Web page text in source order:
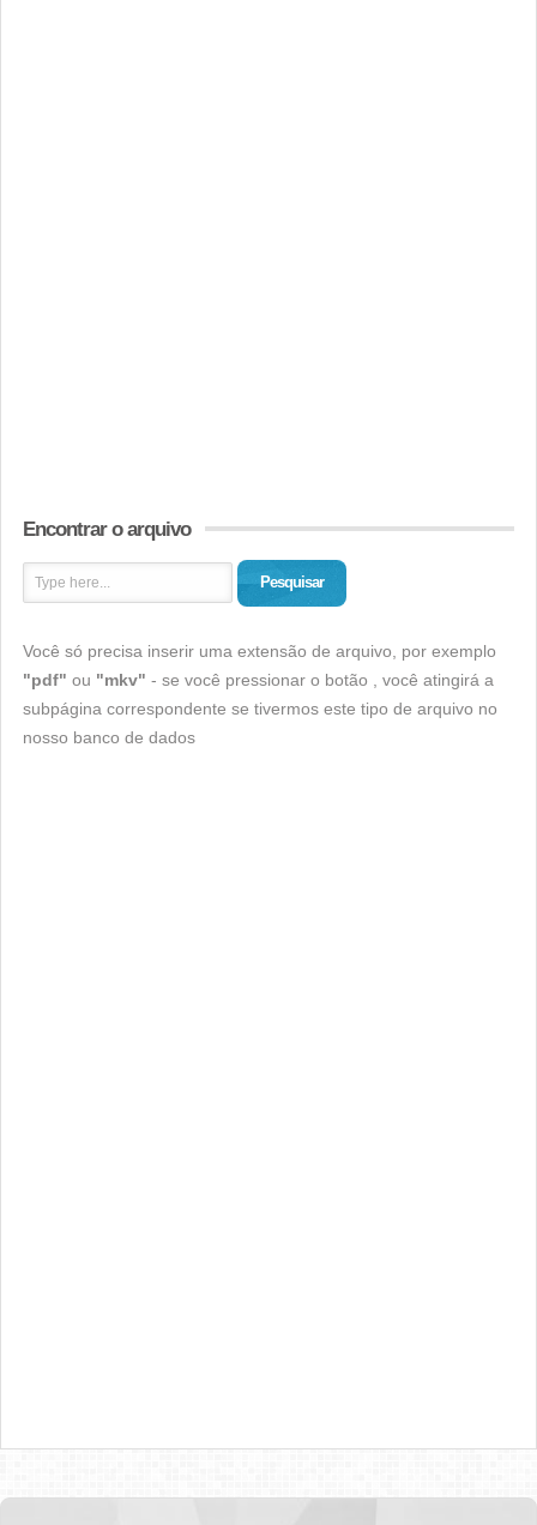
Encontrar o arquivo
Pesquisar
Você só precisa inserir uma extensão de arquivo, por exemplo
"pdf" ou "mkv" - se você pressionar o botão , você atingirá a
subpágina correspondente se tivermos este tipo de arquivo no
nosso banco de dados